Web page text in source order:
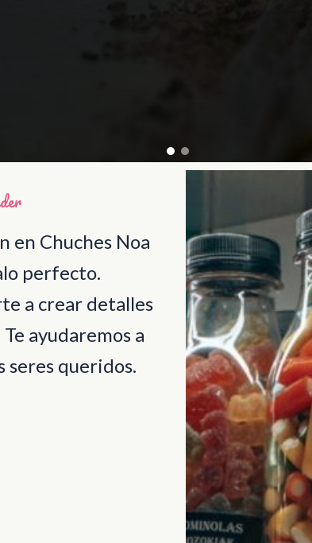
en Chuches Noa
perfecto.
a crear detalles
ayudaremos a
seres queridos.